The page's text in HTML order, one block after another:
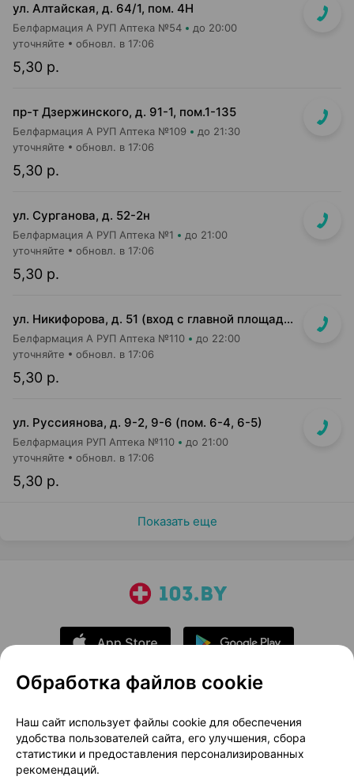
ул. Алтайская, д. 64/1, пом. 4Н
Белфармация А РУП Аптека №54 до 20:00
5,30 р.
уточняйте обновл. в 17:06
пр-т Дзержинского, д. 91-1, пом.1-135
Белфармация А РУП Аптека №109 до 21:30
5,30 р.
уточняйте обновл. в 17:06
ул. Сурганова, д. 52-2н
Белфармация А РУП Аптека №1 до 21:00
5,30 р.
уточняйте обновл. в 17:06
ул. Никифорова, д. 51 (вход с главной площади т/ц со стороны ул. Никифорова)
Белфармация А РУП Аптека №110 до 22:00
5,30 р.
уточняйте обновл. в 17:06
ул. Руссиянова, д. 9-2, 9-6 (пом. 6-4, 6-5)
Белфармация РУП Аптека №110 до 21:00
5,30 р.
уточняйте обновл. в 17:06
Показать еще
О проекте
Новости проекта
Размещение рекламы
Медицинский маркетинг
Публичный договор
Доставка
Обработка файлов cookie
Наш сайт использует файлы cookie для обеспечения
удобства пользователей сайта, его улучшения, сбора
статистики и предоставления персонализированных
рекомендаций.